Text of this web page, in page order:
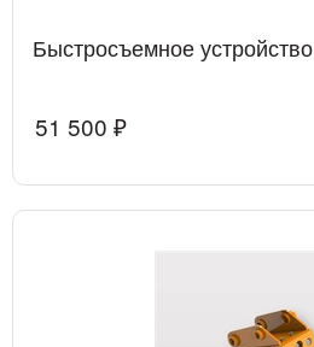
Быстросъемное
51 500 ₽